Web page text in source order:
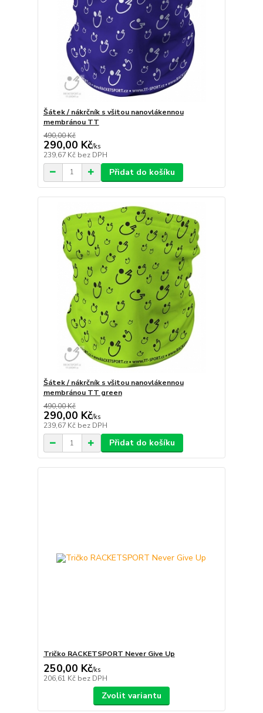
Šátek / nákrčník s všitou nanovlákennou
membránou TT
490,00 Kč
290,00 Kč/ks
239,67 Kč bez DPH
Přidat do košíku
Šátek / nákrčník s všitou nanovlákennou
membránou TT green
490,00 Kč
290,00 Kč/ks
239,67 Kč bez DPH
Přidat do košíku
Tričko RACKETSPORT Never Give Up
250,00 Kč/ks
206,61 Kč bez DPH
Zvolit variantu